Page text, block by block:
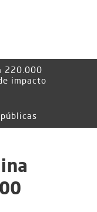
220.000
impacto